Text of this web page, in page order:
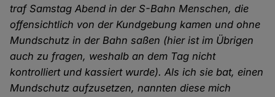
traf Samstag Abend in der S-Bahn Menschen, die
offensichtlich von der Kundgebung kamen und ohne
Mundschutz in der Bahn saßen (hier ist im Übrigen
auch zu fragen, weshalb an dem Tag nicht
kontrolliert und kassiert wurde). Als ich sie bat, einen
Mundschutz aufzusetzen, nannten diese mich